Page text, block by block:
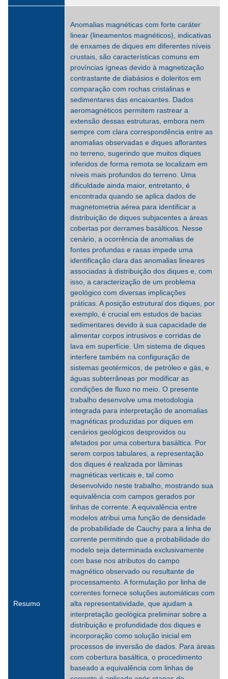
Resumo
Anomalias magnéticas com forte caráter
linear (lineamentos magnéticos), indicativas
de enxames de diques em diferentes níveis
crustais, são características comuns em
províncias ígneas devido à magnetização
contrastante de diabásios e doleritos em
comparação com rochas cristalinas e
sedimentares das encaixantes. Dados
aeromagnéticos permitem rastrear a
extensão dessas estruturas, embora nem
sempre com clara correspondência entre as
anomalias observadas e diques aflorantes
no terreno, sugerindo que muitos diques
inferidos de forma remota se localizam em
níveis mais profundos do terreno. Uma
dificuldade ainda maior, entretanto, é
encontrada quando se aplica dados de
magnetometria aérea para identificar a
distribuição de diques subjacentes a áreas
cobertas por derrames basálticos. Nesse
cenário, a ocorrência de anomalias de
fontes profundas e rasas impede uma
identificação clara das anomalias lineares
associadas à distribuição dos diques e, com
isso, a caracterização de um problema
geológico com diversas implicações
práticas. A posição estrutural dos diques, por
exemplo, é crucial em estudos de bacias
sedimentares devido à sua capacidade de
alimentar corpos intrusivos e corridas de
lava em superfície. Um sistema de diques
interfere também na configuração de
sistemas geotérmicos, de petróleo e gás, e
águas subterrâneas por modificar as
condições de fluxo no meio. O presente
trabalho desenvolve uma metodologia
integrada para interpretação de anomalias
magnéticas produzidas por diques em
cenários geológicos desprovidos ou
afetados por uma cobertura basáltica. Por
serem corpos tabulares, a representação
dos diques é realizada por lâminas
magnéticas verticais e, tal como
desenvolvido neste trabalho, mostrando sua
equivalência com campos gerados por
linhas de corrente. A equivalência entre
modelos atribui uma função de densidade
de probabilidade de Cauchy para a linha de
corrente permitindo que a probabilidade do
modelo seja determinada exclusivamente
com base nos atributos do campo
magnético observado ou resultante de
processamento. A formulação por linha de
correntes fornece soluções automáticas com
alta representatividade, que ajudam a
interpretação geológica preliminar sobre a
distribuição e profundidade dos diques e
incorporação como solução inicial em
processos de inversão de dados. Para áreas
com cobertura basáltica, o procedimento
baseado a equivalência com linhas de